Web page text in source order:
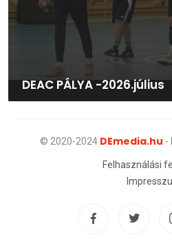
DEAC PÁLYA -2026.július
© 2020-2024 DEmedia.hu -
Felhasználási